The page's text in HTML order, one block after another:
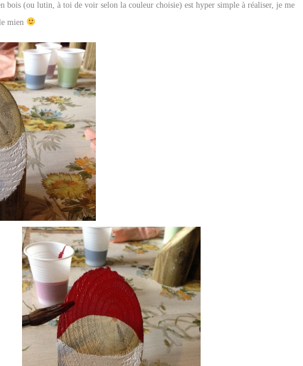
bois (ou lutin, à toi de voir selon la couleur choisie) est hyper simple à réaliser, je me
mien